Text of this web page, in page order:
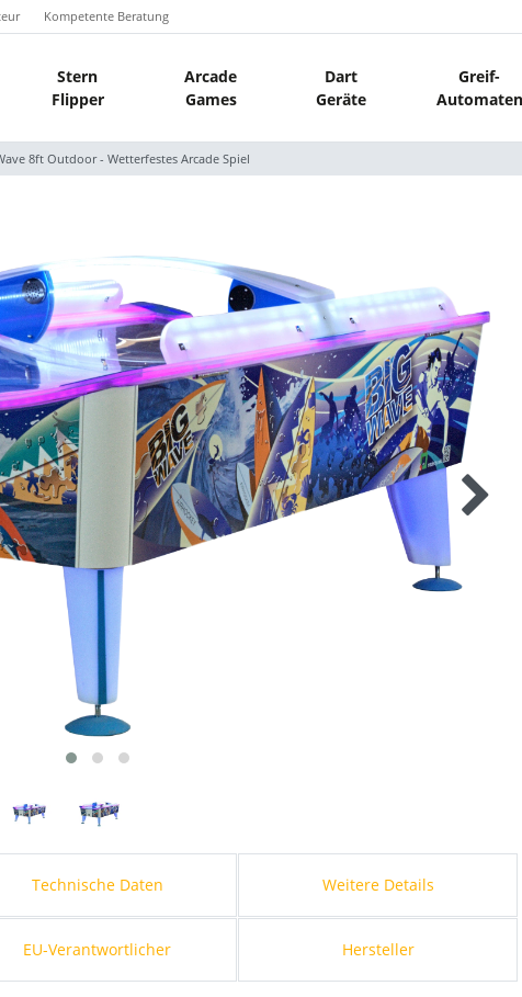
Kompetente Beratung
Stern
Flipper
Arcade
Games
Dart
Geräte
Greif-
Automaten
8ft Outdoor - Wetterfestes Arcade Spiel
Technische Daten Weitere Details
EU-Verantwortlicher Hersteller